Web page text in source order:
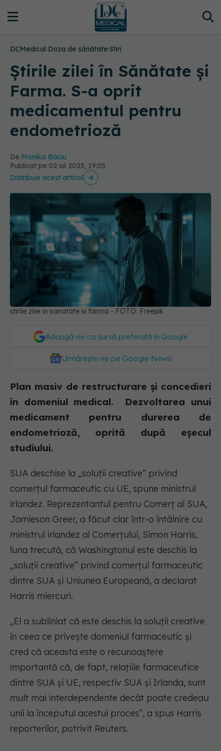
DCMedical›Doza de sănătate›Stiri
Știrile zilei în Sănătate și
Farma. S-a oprit
medicamentul pentru
endometrioză
De Monika Baciu
Publicat pe 02 iul 2025, 19:05
Distribuie acest articol
stirile zilei in sanatate si farma - FOTO: Freepik
Adaugă-ne ca sursă preferată în Google
Urmărește-ne pe Google News
Plan masiv de restructurare și concedieri
în domeniul medical. Dezvoltarea unui
medicament pentru durerea de
endometrioză, oprită după eșecul
studiului.
SUA deschise la „soluții creative” privind
comerțul farmaceutic cu UE, spune ministrul
irlandez. Reprezentantul pentru Comerț al SUA,
Jamieson Greer, a făcut clar într-o întâlnire cu
ministrul irlandez al Comerțului, Simon Harris,
luna trecută, că Washingtonul este deschis la
„soluții creative” privind comerțul farmaceutic
dintre SUA și Uniunea Europeană, a declarat
Harris miercuri.
„El a subliniat că este deschis la soluții creative
în ceea ce privește domeniul farmaceutic și
cred că aceasta este o recunoaștere
importantă că, de fapt, relațiile farmaceutice
dintre SUA și UE, respectiv SUA și Irlanda, sunt
mult mai interdependente decât poate credeau
unii la începutul acestui proces”, a spus Harris
reporterilor, potrivit Reuters.